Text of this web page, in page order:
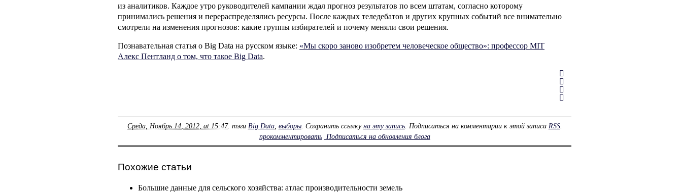
из аналитиков. Каждое утро руководителей кампании ждал прогноз результатов по всем штатам, согласно которому
принимались решения и перераспределялись ресурсы. После каждых теледебатов и других крупных событий все внимательно
смотрели на изменения прогнозов: какие группы избирателей и почему меняли свои решения.
Познавательная статья о Big Data на русском языке: «Мы скоро заново изобретем человеческое общество»: профессор MIT
Алекс Пентланд о том, что такое Big Data.
Среда, Ноябрь 14, 2012, at 15:47. тэги Big Data, выборы. Сохранить ссылкуна эту запись. Подписаться на комментарии к этой записи RSS.
прокомментировать Подписаться на обновления блога
Похожие статьи
Большие данные для сельского хозяйства: атлас производительности земель